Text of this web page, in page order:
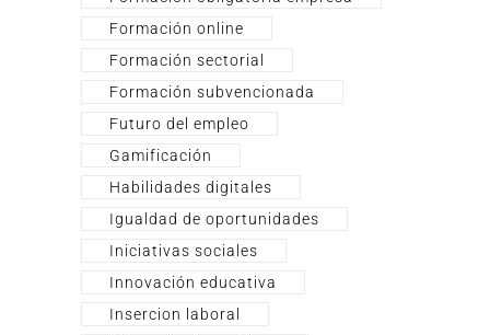
Formación online
Formación sectorial
Formación subvencionada
Futuro del empleo
Gamificación
Habilidades digitales
Igualdad de oportunidades
Iniciativas sociales
Innovación educativa
Insercion laboral